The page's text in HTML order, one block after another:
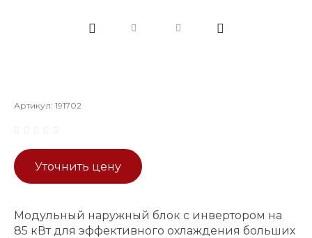
Артикул: 191702
Уточнить цену
Модульный наружный блок с инвертором на
85 кВт для эффективного охлаждения больших